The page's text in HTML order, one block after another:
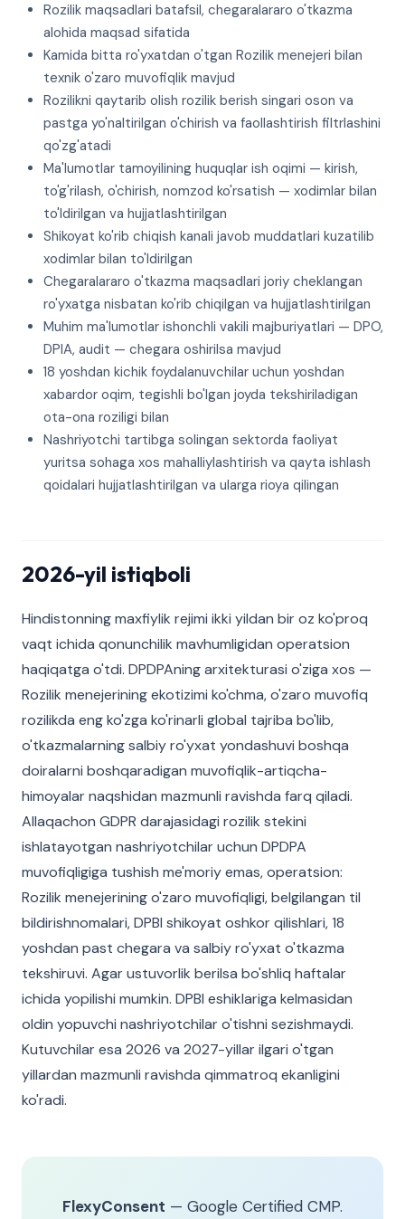
Rozilik maqsadlari batafsil, chegaralararo o'tkazma
alohida maqsad sifatida
Kamida bitta ro'yxatdan o'tgan Rozilik menejeri bilan
texnik o'zaro muvofiqlik mavjud
Rozilikni qaytarib olish rozilik berish singari oson va
pastga yo'naltirilgan o'chirish va faollashtirish filtrlashini
qo'zg'atadi
Ma'lumotlar tamoyilining huquqlar ish oqimi — kirish,
to'g'rilash, o'chirish, nomzod ko'rsatish — xodimlar bilan
to'ldirilgan va hujjatlashtirilgan
Shikoyat ko'rib chiqish kanali javob muddatlari kuzatilib
xodimlar bilan to'ldirilgan
Chegaralararo o'tkazma maqsadlari joriy cheklangan
ro'yxatga nisbatan ko'rib chiqilgan va hujjatlashtirilgan
Muhim ma'lumotlar ishonchli vakili majburiyatlari — DPO,
DPIA, audit — chegara oshirilsa mavjud
18 yoshdan kichik foydalanuvchilar uchun yoshdan
xabardor oqim, tegishli bo'lgan joyda tekshiriladigan
ota-ona roziligi bilan
Nashriyotchi tartibga solingan sektorda faoliyat
yuritsa sohaga xos mahalliylashtirish va qayta ishlash
qoidalari hujjatlashtirilgan va ularga rioya qilingan
2026-yil istiqboli
Hindistonning maxfiylik rejimi ikki yildan bir oz ko'proq
vaqt ichida qonunchilik mavhumligidan operatsion
haqiqatga o'tdi. DPDPAning arxitekturasi o'ziga xos —
Rozilik menejerining ekotizimi ko'chma, o'zaro muvofiq
rozilikda eng ko'zga ko'rinarli global tajriba bo'lib,
o'tkazmalarning salbiy ro'yxat yondashuvi boshqa
doiralarni boshqaradigan muvofiqlik-artiqcha-
himoyalar naqshidan mazmunli ravishda farq qiladi.
Allaqachon GDPR darajasidagi rozilik stekini
ishlatayotgan nashriyotchilar uchun DPDPA
muvofiqligiga tushish me'moriy emas, operatsion:
Rozilik menejerining o'zaro muvofiqligi, belgilangan til
bildirishnomalari, DPBI shikoyat oshkor qilishlari, 18
yoshdan past chegara va salbiy ro'yxat o'tkazma
tekshiruvi. Agar ustuvorlik berilsa bo'shliq haftalar
ichida yopilishi mumkin. DPBI eshiklariga kelmasidan
oldin yopuvchi nashriyotchilar o'tishni sezishmaydi.
Kutuvchilar esa 2026 va 2027-yillar ilgari o'tgan
yillardan mazmunli ravishda qimmatroq ekanligini
ko'radi.
FlexyConsent — Google Certified CMP.